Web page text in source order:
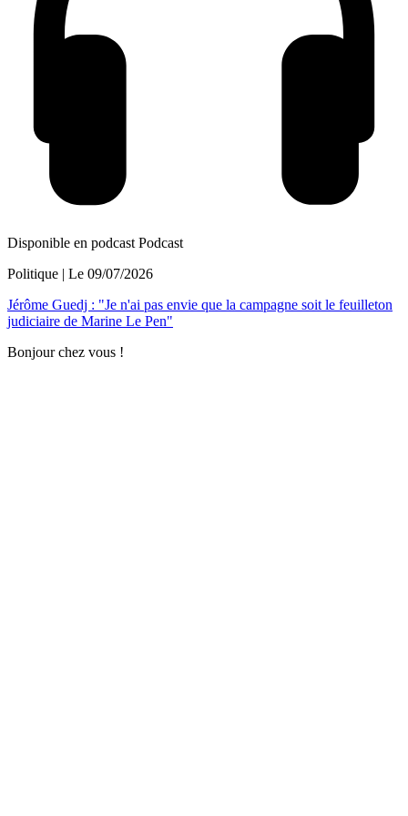
Disponible en podcast Podcast
Politique | Le 09/07/2026
Jérôme Guedj : "Je n'ai pas envie que la campagne soit le feuilleton
judiciaire de Marine Le Pen"
Bonjour chez vous !